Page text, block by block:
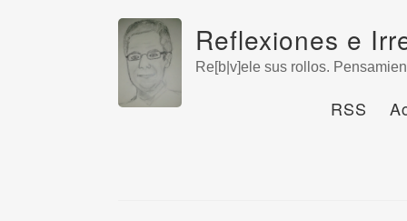
Reflexiones e
Re[b|v]ele sus rollos.
RSS